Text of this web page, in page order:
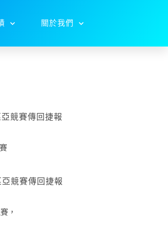
關於我們
競賽傳回捷報
競賽傳回捷報
，